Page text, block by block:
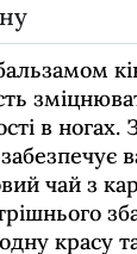
в ногах.
чай з
красу